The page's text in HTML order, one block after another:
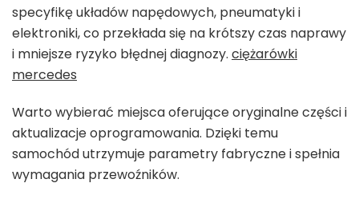
specyfikę układów napędowych, pneumatyki i
elektroniki, co przekłada się na krótszy czas naprawy
i mniejsze ryzyko błędnej diagnozy. ciężarówki
mercedes
Warto wybierać miejsca oferujące oryginalne części i
aktualizacje oprogramowania. Dzięki temu
samochód utrzymuje parametry fabryczne i spełnia
wymagania przewoźników.